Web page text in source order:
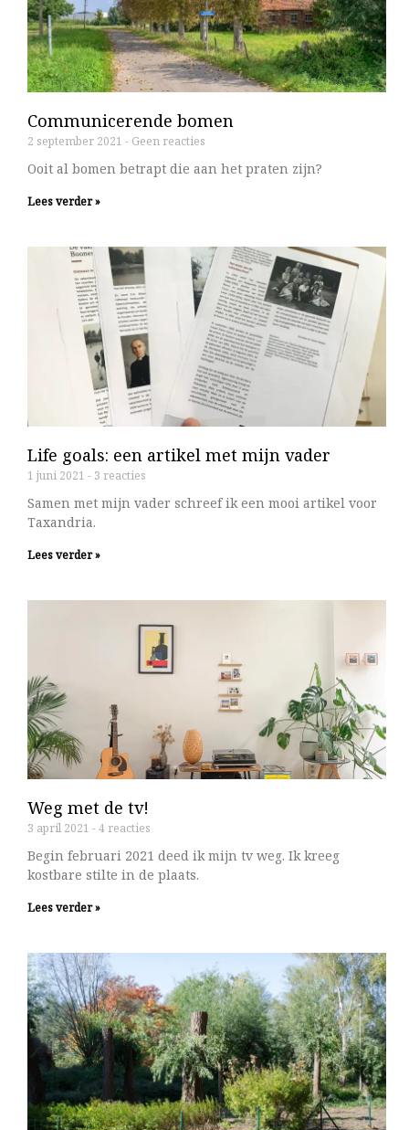
Communicerende bomen
2 september 2021 Geen reacties
Ooit al bomen betrapt die aan het praten zijn?
Lees verder »
Life goals: een artikel met mijn vader
1 juni 2021 3 reacties
Samen met mijn vader schreef ik een mooi artikel voor
Taxandria.
Lees verder »
Weg met de tv!
3 april 2021 4 reacties
Begin februari 2021 deed ik mijn tv weg. Ik kreeg
kostbare stilte in de plaats.
Lees verder »